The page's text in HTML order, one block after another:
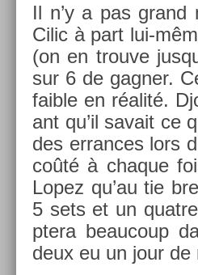
Il n’y a pas
Cilic à part lui-
(on en trouve
sur 6 de gagn­er.
faib­le en réalité.
ant qu’il savait ce
des er­rances lors
coûté à chaque
Lopez qu’au tie
5 sets et un
ptera be­aucoup
deux eu un jour